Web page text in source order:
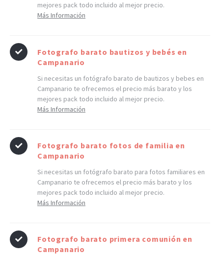
mejores pack todo incluido al mejor precio.
Más Información
Fotografo barato bautizos y bebés en
Campanario
Si necesitas un fotógrafo barato de bautizos y bebes en
Campanario te ofrecemos el precio más barato y los
mejores pack todo incluido al mejor precio.
Más Información
Fotografo barato fotos de familia en
Campanario
Si necesitas un fotógrafo barato para fotos familiares en
Campanario te ofrecemos el precio más barato y los
mejores pack todo incluido al mejor precio.
Más Información
Fotografo barato primera comunión en
Campanario